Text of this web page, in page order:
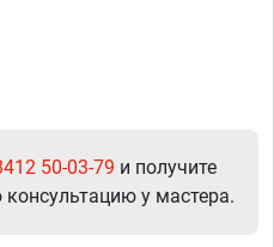
50-03-79 и получите
у мастера.